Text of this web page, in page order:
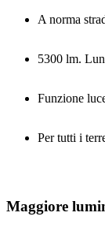
A norma
5300 lm.
Funzione
Per tutti i
Maggiore